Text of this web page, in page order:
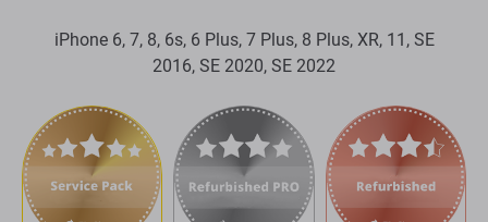
iPhone 6, 7, 8, 6s, 6 Plus, 7 Plus, 8 Plus, XR, 11, SE
2016, SE 2020, SE 2022